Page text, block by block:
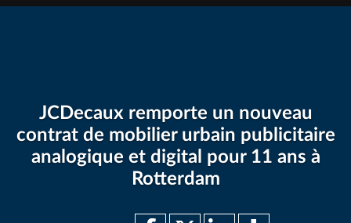
JCDecaux remporte un nouveau
contrat de mobilier urbain publicitaire
analogique et digital pour 11 ans à
Rotterdam